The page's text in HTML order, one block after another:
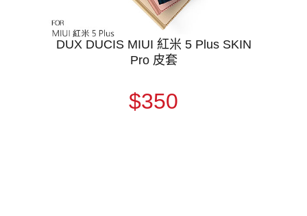
DUX DUCIS MIUI 紅米 5 Plus SKIN
Pro 皮套
$350